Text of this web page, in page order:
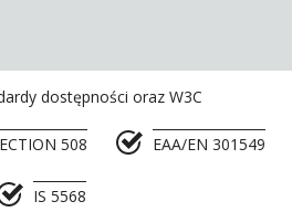
dostępności oraz W3C
508 EAA/EN 301549
IS 5568